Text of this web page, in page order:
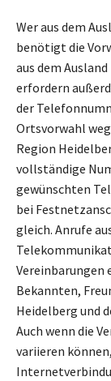
Wer aus dem
benötigt die
aus dem
erfordern
der
Ortsvorwahl
Region
vollständige
gewünschten
bei
gleich. Anrufe
Bekannten,
Heidelberg und
Auch wenn die
variieren